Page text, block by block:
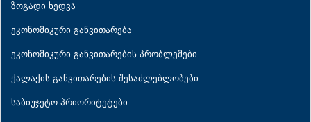
ზოგადი ხედვა
ეკონომიკური განვითარება
ეკონომიკური განვითარების პრობლემები
ქალაქის განვითარების შესაძლებლობები
საბიუჯეტო პრიორიტეტები